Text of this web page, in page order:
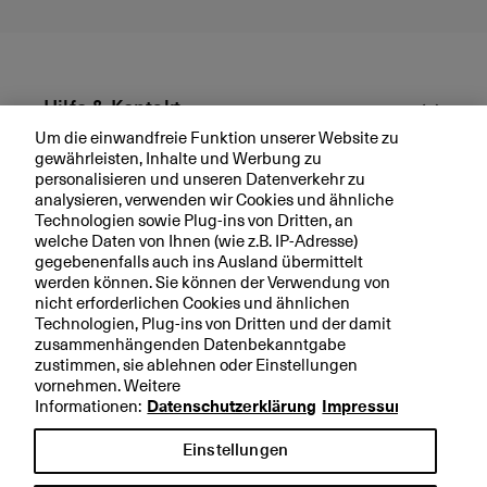
n
u
n
d
W
a
c
h
s
t
m
s
p
e
Hilfe & Kontakt
Aktuell
Ihre BKB
Rechtliche Hinweise
Datenschutzerklärung
Impressum
Um die einwandfreie Funktion unserer Website zu
gewährleisten, Inhalte und Werbung zu
personalisieren und unseren Datenverkehr zu
analysieren, verwenden wir Cookies und ähnliche
Technologien sowie Plug-ins von Dritten, an
welche Daten von Ihnen (wie z.B. IP-Adresse)
gegebenenfalls auch ins Ausland übermittelt
werden können. Sie können der Verwendung von
nicht erforderlichen Cookies und ähnlichen
Technologien, Plug-ins von Dritten und der damit
zusammenhängenden Datenbekanntgabe
zustimmen, sie ablehnen oder Einstellungen
vornehmen. Weitere
Informationen: Datenschutzerklärung Impressum
Einstellungen